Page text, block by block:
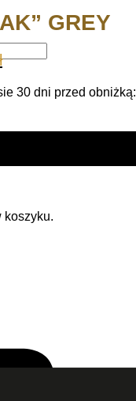
koszyku.
GREY
Aktualna
wynosi:
30 dni przed obniżką: